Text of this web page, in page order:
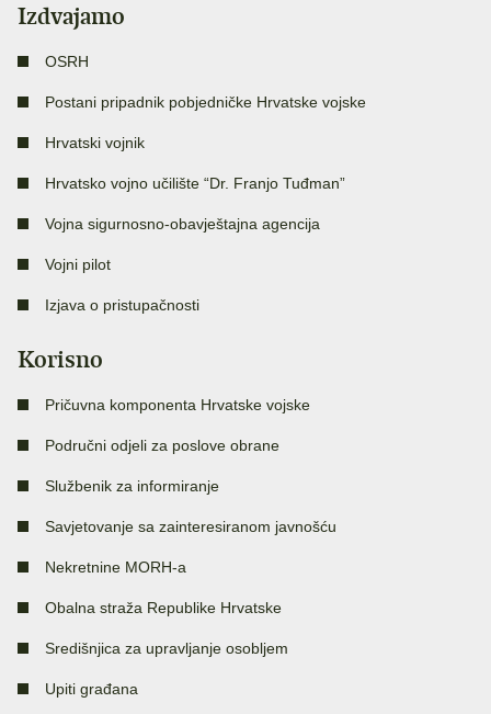
Izdvajamo
OSRH
Postani pripadnik pobjedničke Hrvatske vojske
Hrvatski vojnik
Hrvatsko vojno učilište “Dr. Franjo Tuđman”
Vojna sigurnosno-obavještajna agencija
Vojni pilot
Izjava o pristupačnosti
Korisno
Pričuvna komponenta Hrvatske vojske
Područni odjeli za poslove obrane
Službenik za informiranje
Savjetovanje sa zainteresiranom javnošću
Nekretnine MORH-a
Obalna straža Republike Hrvatske
Središnjica za upravljanje osobljem
Upiti građana